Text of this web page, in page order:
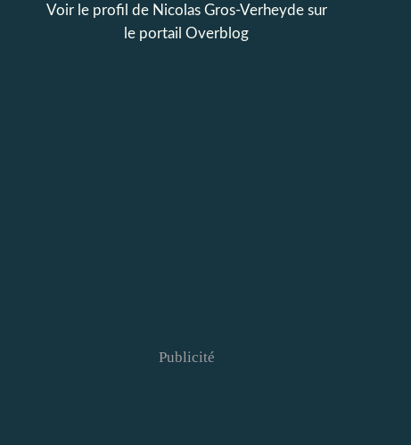
Voir le profil de Nicolas Gros-Verheydesur
le portail Overblog
Publicité